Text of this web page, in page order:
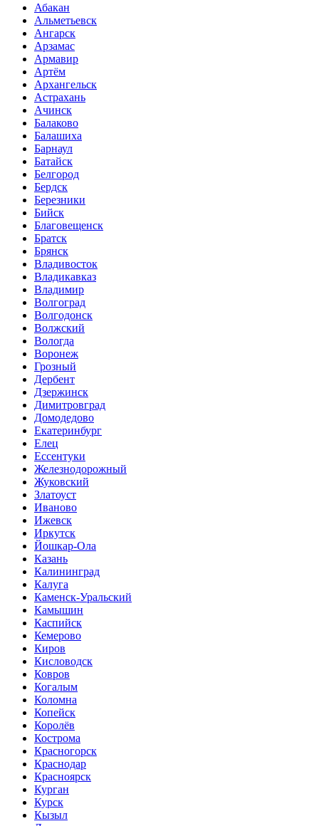
Абакан
Альметьевск
Ангарск
Арзамас
Армавир
Артём
Архангельск
Астрахань
Ачинск
Балаково
Балашиха
Барнаул
Батайск
Белгород
Бердск
Березники
Бийск
Благовещенск
Братск
Брянск
Владивосток
Владикавказ
Владимир
Волгоград
Волгодонск
Волжский
Вологда
Воронеж
Грозный
Дербент
Дзержинск
Димитровград
Домодедово
Екатеринбург
Елец
Ессентуки
Железнодорожный
Жуковский
Златоуст
Иваново
Ижевск
Иркутск
Йошкар-Ола
Казань
Калининград
Калуга
Каменск-Уральский
Камышин
Каспийск
Кемерово
Киров
Кисловодск
Ковров
Когалым
Коломна
Копейск
Королёв
Кострома
Красногорск
Краснодар
Красноярск
Курган
Курск
Кызыл